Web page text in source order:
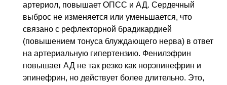
артериол, повышает ОПСС и АД. Сердечный
выброс не изменяется или уменьшается, что
связано с рефлекторной брадикардией
(повышением тонуса блуждающего нерва) в ответ
на артериальную гипертензию. Фенилэфрин
повышает АД не так резко как норэпинефрин и
эпинефрин, но действует более длительно. Это,